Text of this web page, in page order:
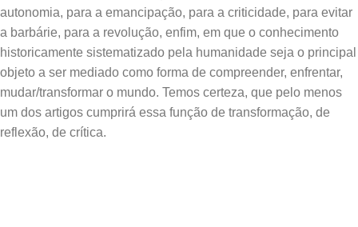
autonomia, para a emancipação, para a criticidade, para evitar
a barbárie, para a revolução, enfim, em que o conhecimento
historicamente sistematizado pela humanidade seja o principal
objeto a ser mediado como forma de compreender, enfrentar,
mudar/transformar o mundo. Temos certeza, que pelo menos
um dos artigos cumprirá essa função de transformação, de